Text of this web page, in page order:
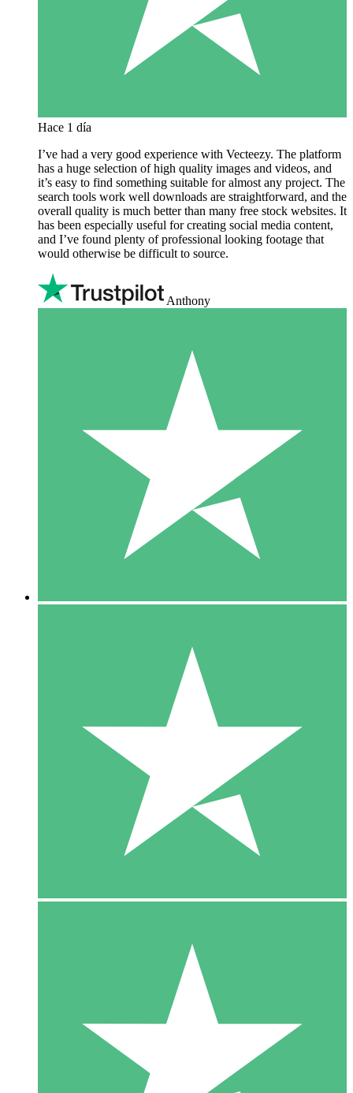
Hace 1 día
I’ve had a very good experience with Vecteezy. The platform
has a huge selection of high quality images and videos, and
it’s easy to find something suitable for almost any project. The
search tools work well downloads are straightforward, and the
overall quality is much better than many free stock websites. It
has been especially useful for creating social media content,
and I’ve found plenty of professional looking footage that
would otherwise be difficult to source.
Anthony